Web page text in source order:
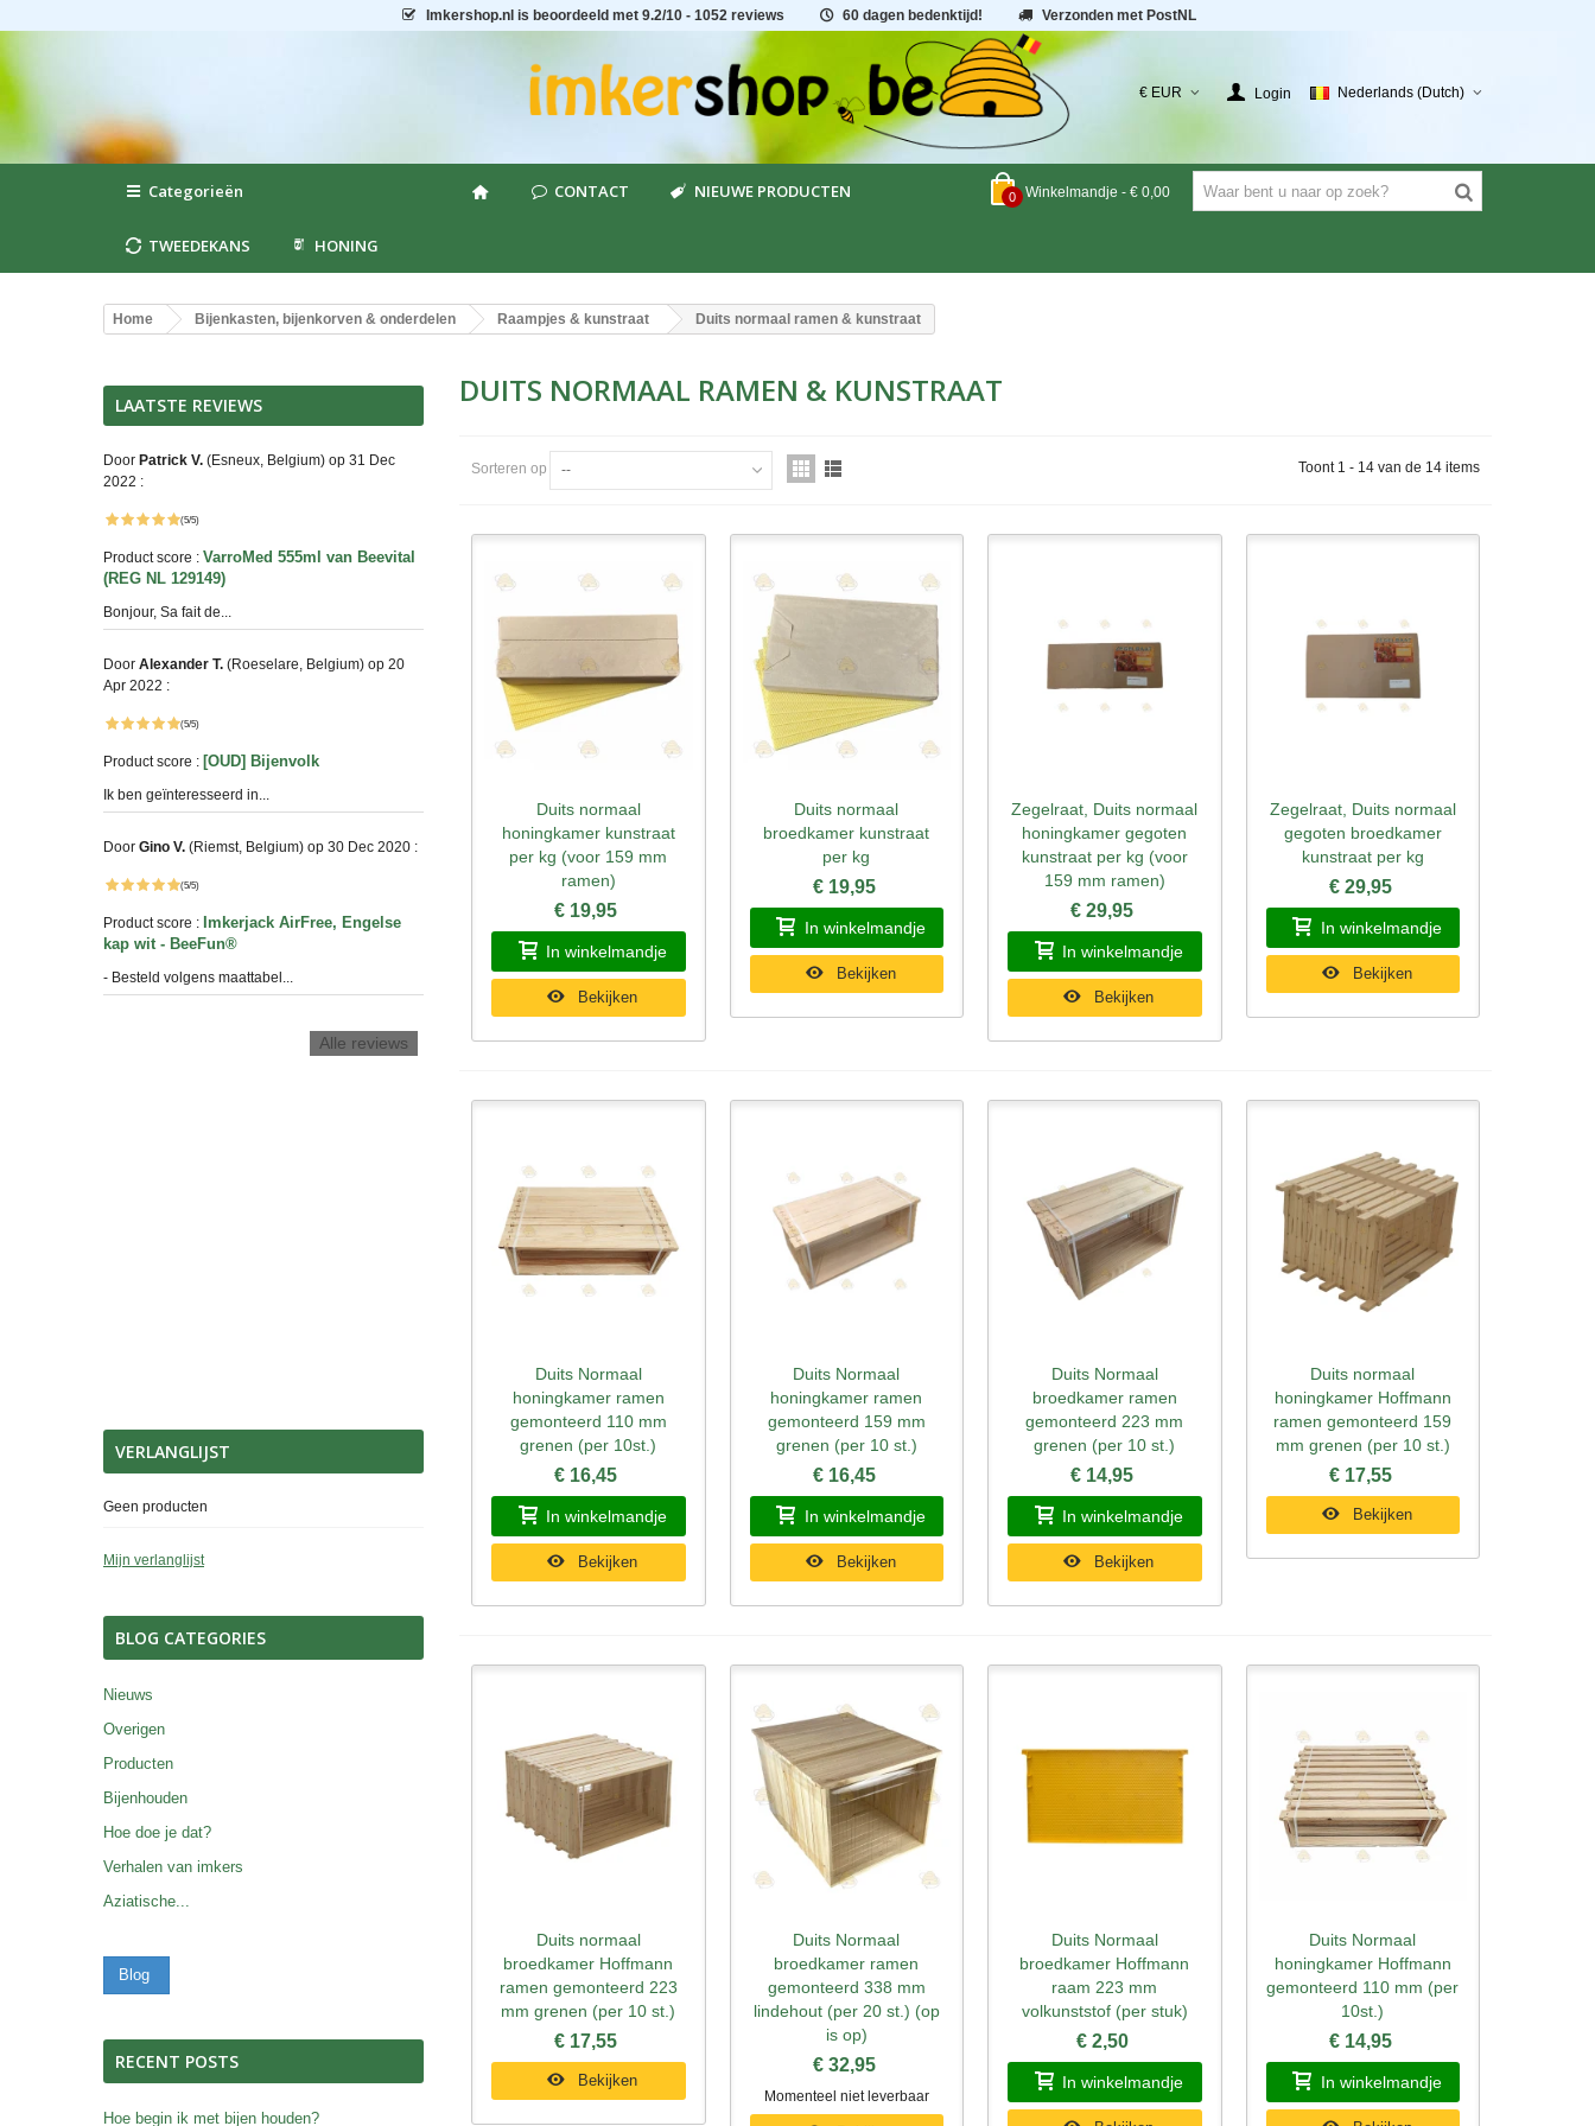
Imkershop.nl is beoordeeld met 9.2/10 - 1052 reviews 60 dagen bedenktijd! Verzonden met PostNL
€ EUR Login Nederlands (Dutch)
0 Winkelmandje - € 0,00
Categorieën CONTACT NIEUWE PRODUCTEN
TWEEDEKANS HONING
Home Bijenkasten, bijenkorven & onderdelen Raampjes & kunstraat Duits normaal ramen & kunstraat
LAATSTE REVIEWS
Door Patrick V. (Esneux, Belgium) op 31 Dec
2022 :
(5/5)
Product score : VarroMed 555ml van Beevital
(REG NL 129149)
Bonjour, Sa fait de...
Door Alexander T. (Roeselare, Belgium) op 20
Apr 2022 :
(5/5)
Product score : [OUD] Bijenvolk
Ik ben geïnteresseerd in...
Door Gino V. (Riemst, Belgium) op 30 Dec 2020 :
(5/5)
Product score : Imkerjack AirFree, Engelse
kap wit - BeeFun®
- Besteld volgens maattabel...
Alle reviews
VERLANGLIJST
Geen producten
Mijn verlanglijst
BLOG CATEGORIES
Nieuws
Overigen
Producten
Bijenhouden
Hoe doe je dat?
Verhalen van imkers
Aziatische...
Blog
RECENT POSTS
Hoe begin ik met bijen houden?
DUITS NORMAAL RAMEN & KUNSTRAAT
Sorteren op -- Toont 1 - 14 van de 14 items
Snel bekijken
Duits normaal
honingkamer kunstraat
per kg (voor 159 mm
ramen)
€ 19,95
In winkelmandje
Bekijken
Snel bekijken
Duits normaal
broedkamer kunstraat
per kg
€ 19,95
In winkelmandje
Bekijken
Snel bekijken
Zegelraat, Duits normaal
honingkamer gegoten
kunstraat per kg (voor
159 mm ramen)
€ 29,95
In winkelmandje
Bekijken
Snel bekijken
Zegelraat, Duits normaal
gegoten broedkamer
kunstraat per kg
€ 29,95
In winkelmandje
Bekijken
Snel bekijken
Duits Normaal
honingkamer ramen
gemonteerd 110 mm
grenen (per 10st.)
€ 16,45
In winkelmandje
Bekijken
Snel bekijken
Duits Normaal
honingkamer ramen
gemonteerd 159 mm
grenen (per 10 st.)
€ 16,45
In winkelmandje
Bekijken
Snel bekijken
Duits Normaal
broedkamer ramen
gemonteerd 223 mm
grenen (per 10 st.)
€ 14,95
In winkelmandje
Bekijken
Snel bekijken
Duits normaal
honingkamer Hoffmann
ramen gemonteerd 159
mm grenen (per 10 st.)
€ 17,55
Bekijken
Snel bekijken
Duits normaal
broedkamer Hoffmann
ramen gemonteerd 223
mm grenen (per 10 st.)
€ 17,55
Bekijken
Snel bekijken
Duits Normaal
broedkamer ramen
gemonteerd 338 mm
lindehout (per 20 st.) (op
is op)
€ 32,95
Momenteel niet leverbaar
Snel bekijken
Duits Normaal
broedkamer Hoffmann
raam 223 mm
volkunststof (per stuk)
€ 2,50
In winkelmandje
Snel bekijken
Duits Normaal
honingkamer Hoffmann
gemonteerd 110 mm (per
10st.)
€ 14,95
In winkelmandje